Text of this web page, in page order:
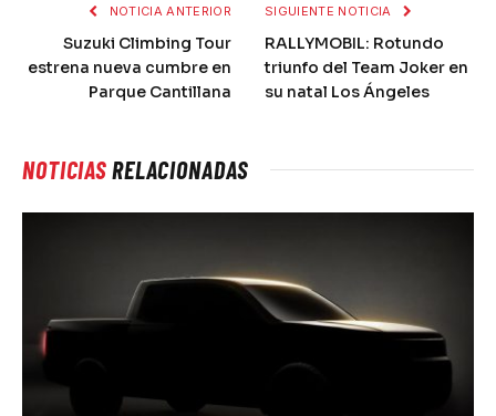
NOTICIA ANTERIOR
Suzuki Climbing Tour
estrena nueva cumbre en
Parque Cantillana
SIGUIENTE NOTICIA
RALLYMOBIL: Rotundo
triunfo del Team Joker en
su natal Los Ángeles
NOTICIASRELACIONADAS